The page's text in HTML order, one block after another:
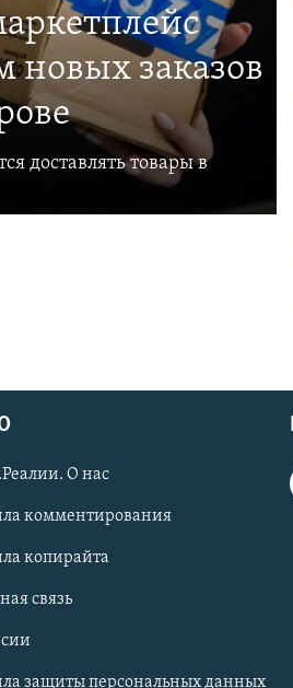
новых заказов
доставлять товары в
О нас
комментирования
копирайта
связь
защиты персональных данных